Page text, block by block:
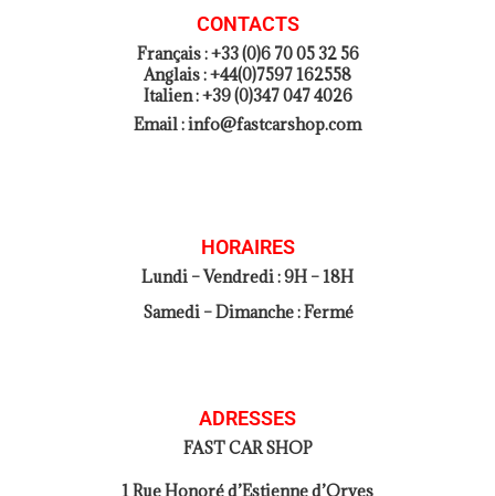
CONTACTS
Français : +33 (0)6 70 05 32 56
Anglais : +44(0)7597 162558
Italien : +39 (0)347 047 4026
Email : info@fastcarshop.com
HORAIRES
Lundi – Vendredi : 9H – 18H
Samedi – Dimanche : Fermé
ADRESSES
FAST CAR SHOP
1 Rue Honoré d’Estienne d’Orves